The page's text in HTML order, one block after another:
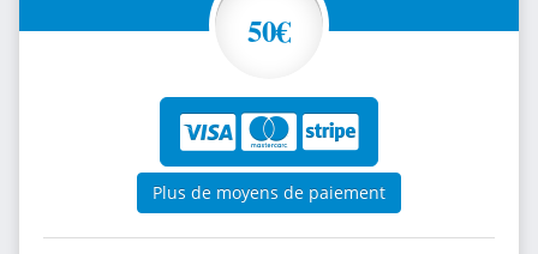
50€
Plus de moyens de paiement